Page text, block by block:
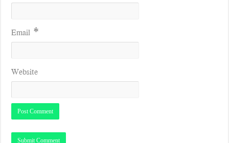
Email *
Website